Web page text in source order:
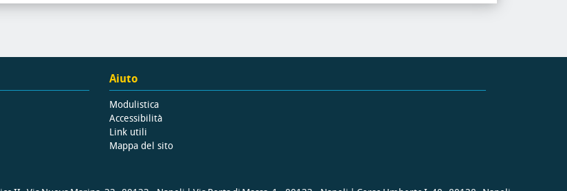
Aiuto
Modulistica
Accessibilità
Link utili
Mappa del sito